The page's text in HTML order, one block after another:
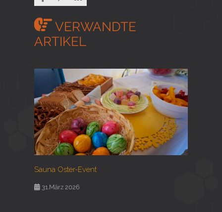
VERWANDTE
ARTIKEL
Sauna Oster-Event
31.März 2026